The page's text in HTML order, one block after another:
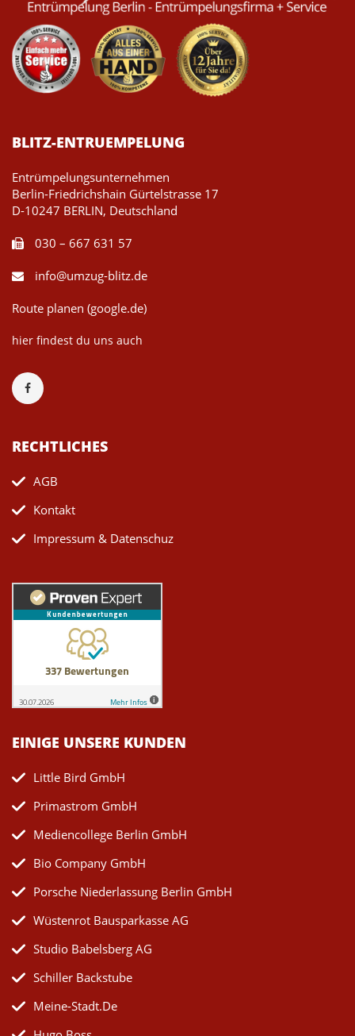
BLITZ-ENTRUEMPELUNG
Entrümpelungsunternehmen
Berlin-Friedrichshain Gürtelstrasse 17
D-10247 BERLIN, Deutschland
030 – 667 631 57
info@umzug-blitz.de
Route planen (google.de)
hier findest du uns auch
RECHTLICHES
AGB
Kontakt
Impressum & Datenschuz
EINIGE UNSERE KUNDEN
Little Bird GmbH
Primastrom GmbH
Mediencollege Berlin GmbH
Bio Company GmbH
Porsche Niederlassung Berlin GmbH
Wüstenrot Bausparkasse AG
Studio Babelsberg AG
Schiller Backstube
Meine-Stadt.de